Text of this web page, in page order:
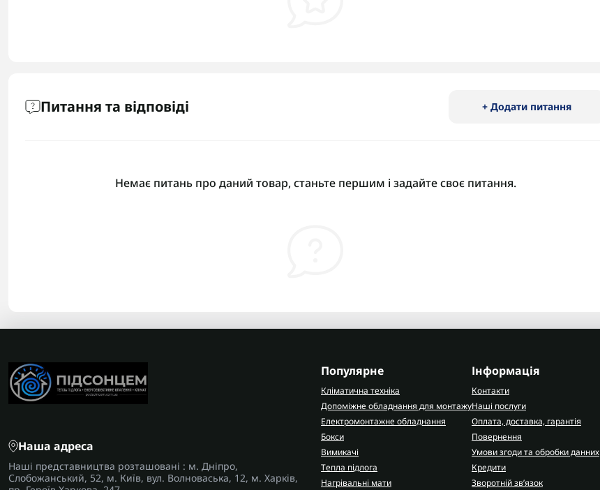
Питання та відповіді + Додати питання
Немає питань про даний товар, станьте першим і задайте своє питання.
Наша адреса
Наші представництва розташовані : м. Дніпро,
Слобожанський, 52, м. Київ, вул. Волноваська, 12, м. Харків,
Популярне
Кліматична техніка
Допоміжне обладнання для монтажу
Електромонтажне обладнання
Бокси
Вимикачі
Тепла підлога
Нагрівальні мати
Інформація
Контакти
Наші послуги
Оплата, доставка, гарантія
Повернення
Умови згоди та обробки данних
Кредити
Зворотній зв’язок